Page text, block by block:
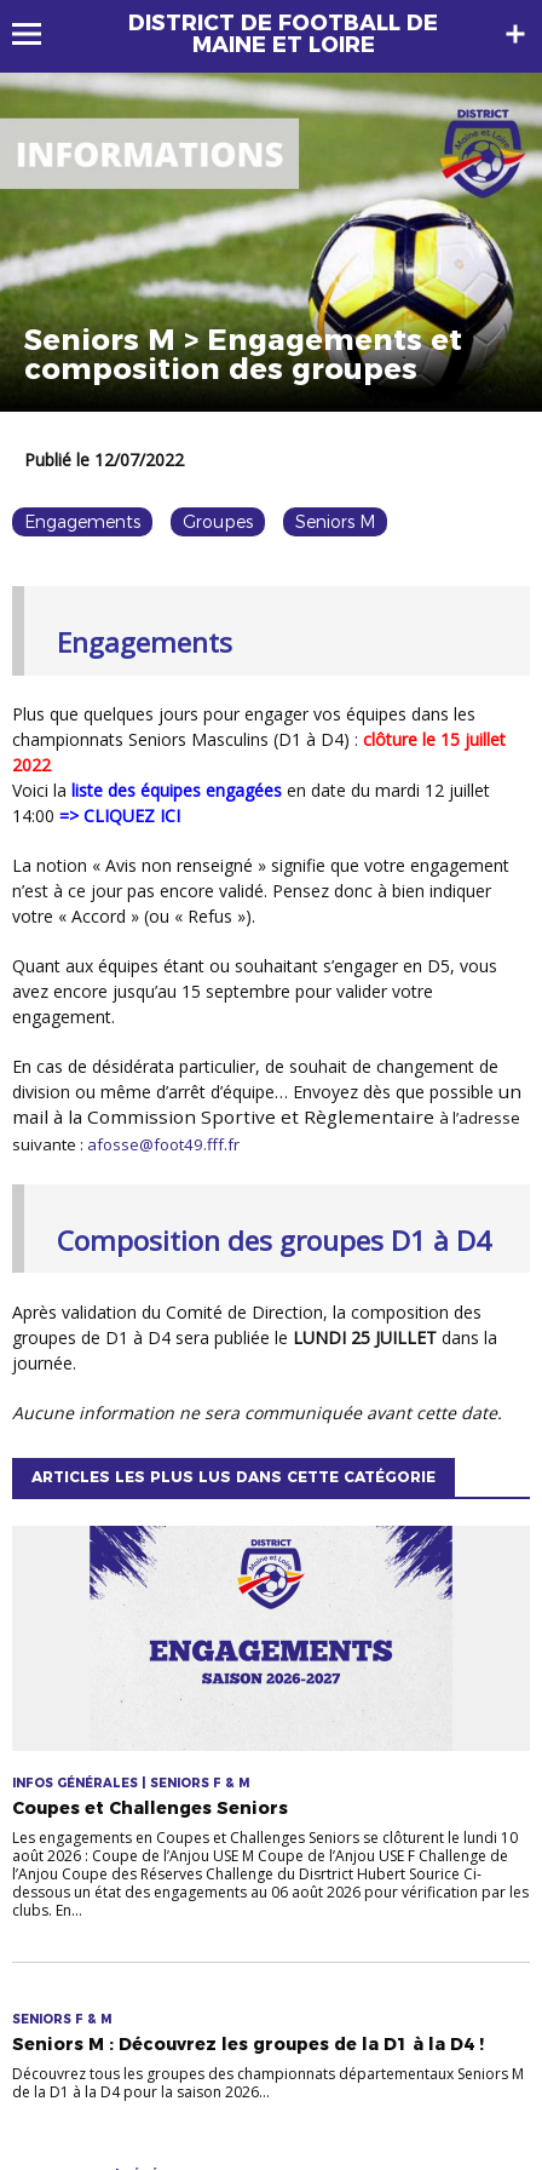
DISTRICT DE FOOTBALL DE
MAINE ET LOIRE
Seniors M > Engagements et
composition des groupes
Publié le 12/07/2022
Engagements Groupes Seniors M
Engagements
Plus que quelques jours pour engager vos équipes dans les
championnats Seniors Masculins (D1 à D4) : clôture le 15 juillet
2022
Voici la liste des équipes engagées en date du mardi 12 juillet
14:00 => CLIQUEZ ICI
La notion « Avis non renseigné » signifie que votre engagement
n’est à ce jour pas encore validé. Pensez donc à bien indiquer
votre « Accord » (ou « Refus »).
Quant aux équipes étant ou souhaitant s’engager en D5, vous
avez encore jusqu’au 15 septembre pour valider votre
engagement.
En cas de désidérata particulier, de souhait de changement de
division ou même d’arrêt d’équipe… Envoyez dès que possible un
mail à la Commission Sportive et Règlementaire à l’adresse
suivante : afosse@foot49.fff.fr
Composition des groupes D1 à D4
Après validation du Comité de Direction, la composition des
groupes de D1 à D4 sera publiée le LUNDI 25 JUILLET dans la
journée.
Aucune information ne sera communiquée avant cette date.
ARTICLES LES PLUS LUS DANS CETTE CATÉGORIE
INFOS GÉNÉRALES | SENIORS F & M
Coupes et Challenges Seniors
Les engagements en Coupes et Challenges Seniors se clôturent le lundi 10
août 2026 : Coupe de l’Anjou USE M Coupe de l’Anjou USE F Challenge de
l’Anjou Coupe des Réserves Challenge du Disrtrict Hubert Sourice Ci-
dessous un état des engagements au 06 août 2026 pour vérification par les
clubs. En...
SENIORS F & M
Seniors M : Découvrez les groupes de la D1 à la D4 !
Découvrez tous les groupes des championnats départementaux Seniors M
de la D1 à la D4 pour la saison 2026...